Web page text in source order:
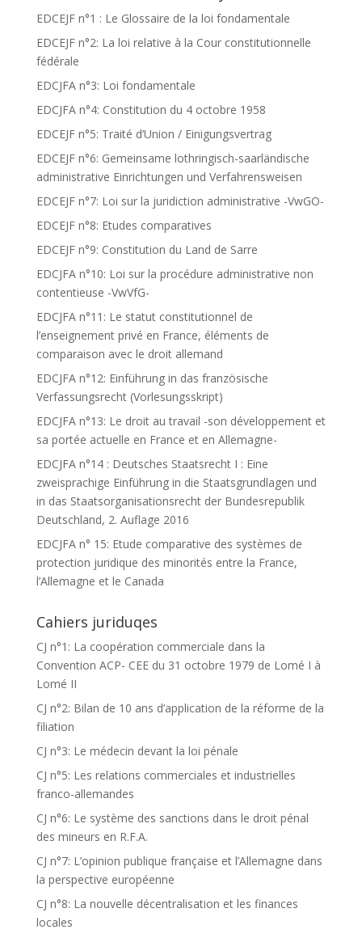
EDCEJF n°1 : Le Glossaire de la loi fondamentale
EDCEJF n°2: La loi relative à la Cour constitutionnelle
fédérale
EDCJFA n°3: Loi fondamentale
EDCJFA n°4: Constitution du 4 octobre 1958
EDCEJF n°5: Traité d’Union / Einigungsvertrag
EDCEJF n°6: Gemeinsame lothringisch-saarländische
administrative Einrichtungen und Verfahrensweisen
EDCEJF n°7: Loi sur la juridiction administrative -VwGO-
EDCEJF n°8: Etudes comparatives
EDCEJF n°9: Constitution du Land de Sarre
EDCJFA n°10: Loi sur la procédure administrative non
contentieuse -VwVfG-
EDCJFA n°11: Le statut constitutionnel de
l’enseignement privé en France, éléments de
comparaison avec le droit allemand
EDCJFA n°12: Einführung in das französische
Verfassungsrecht (Vorlesungsskript)
EDCJFA n°13: Le droit au travail -son développement et
sa portée actuelle en France et en Allemagne-
EDCJFA n°14 : Deutsches Staatsrecht I : Eine
zweisprachige Einführung in die Staatsgrundlagen und
in das Staatsorganisationsrecht der Bundesrepublik
Deutschland, 2. Auflage 2016
EDCJFA n° 15: Etude comparative des systèmes de
protection juridique des minorités entre la France,
l’Allemagne et le Canada
Cahiers juriduqes
CJ n°1: La coopération commerciale dans la
Convention ACP- CEE du 31 octobre 1979 de Lomé I à
Lomé II
CJ n°2: Bilan de 10 ans d’application de la réforme de la
filiation
CJ n°3: Le médecin devant la loi pénale
CJ n°5: Les relations commerciales et industrielles
franco-allemandes
CJ n°6: Le système des sanctions dans le droit pénal
des mineurs en R.F.A.
CJ n°7: L’opinion publique française et l’Allemagne dans
la perspective européenne
CJ n°8: La nouvelle décentralisation et les finances
locales